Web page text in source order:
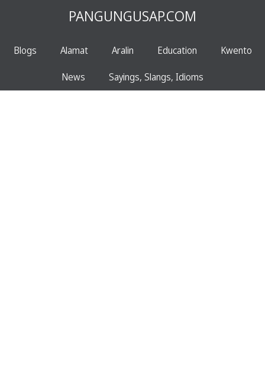
PANGUNGUSAP.COM
Blogs Alamat Aralin Education Kwento
News Sayings, Slangs, Idioms